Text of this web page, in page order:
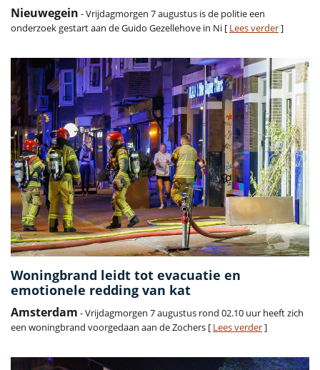
Nieuwegein - Vrijdagmorgen 7 augustus is de politie een
onderzoek gestart aan de Guido Gezellehove in Ni [ Lees verder]
Woningbrand leidt tot evacuatie en
emotionele redding van kat
Amsterdam - Vrijdagmorgen 7 augustus rond 02.10 uur heeft zich
een woningbrand voorgedaan aan de Zochers [ Lees verder]